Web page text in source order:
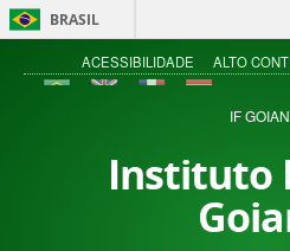
BRASIL
ACESSIBILIDADE ALTO
IF
Instituto